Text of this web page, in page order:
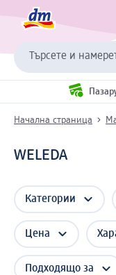
Търсете и
Начална страница
WELEDA
Категории
Цена
Подходящо за